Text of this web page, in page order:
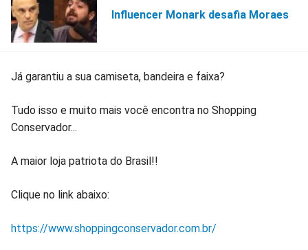
Influencer Monark desafia Moraes
Já garantiu a sua camiseta, bandeira e faixa?
Tudo isso e muito mais você encontra no Shopping
Conservador...
A maior loja patriota do Brasil!!
Clique no link abaixo:
https://www.shoppingconservador.com.br/